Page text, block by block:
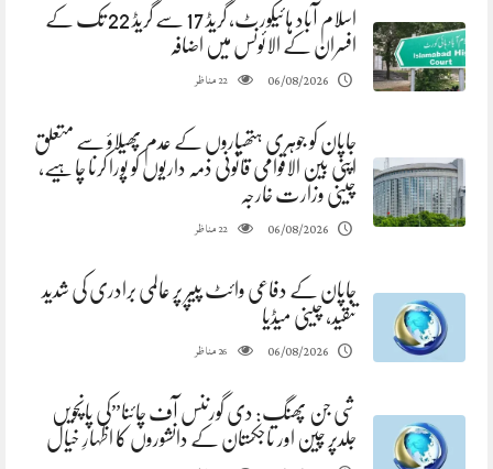
اسلام آباد ہائیکورٹ، گریڈ 17 سے گریڈ 22 تک کے
افسران کے الائونس میں اضافہ
06/08/2026
22مناظر
جاپان کو جوہری ہتھیاروں کے عدم پھیلاؤ سے متعلق
اپنی بین الاقوامی قانونی ذمہ داریوں کو پورا کرنا چاہیے،
چینی وزارت خارجہ
06/08/2026
22مناظر
جاپان کے دفاعی وائٹ پیپر پر عالمی برادری کی شدید
تنقید، چینی میڈیا
06/08/2026
26مناظر
شی جن پھنگ: دی گورننس آف چائنا”کی پانچویں
جلدپر چین اور تاجکستان کے دانشوروں کا اظہارِ خیال